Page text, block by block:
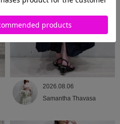
2026.08.06
Samantha Thavasa